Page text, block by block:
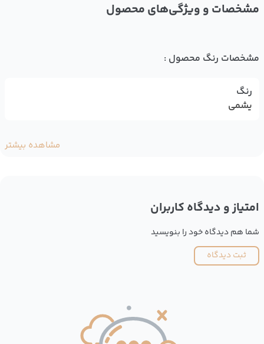
مشخصات و ویژگی‌های محصول
مشخصات رنگ محصول :
رنگ
یشمی
مشاهده بیشتر
امتیاز و دیدگاه کاربران
شما هم دیدگاه خود را بنویسید
ثبت دیدگاه